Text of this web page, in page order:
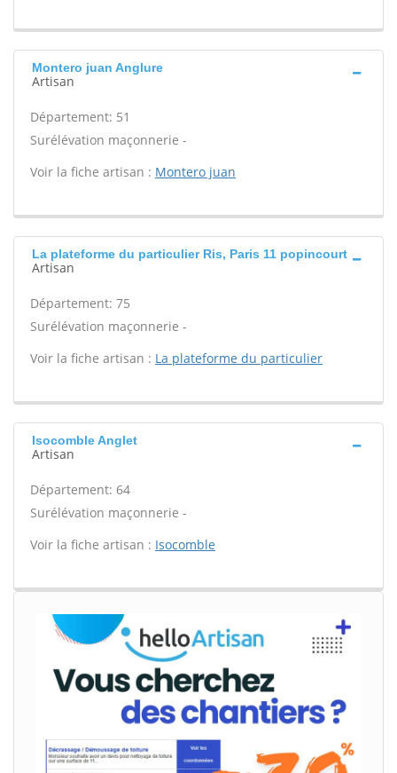
Montero juan Anglure
Artisan
Département: 51
Surélévation maçonnerie -
Voir la fiche artisan : Montero juan
La plateforme du particulier Ris, Paris 11 popincourt
Artisan
Département: 75
Surélévation maçonnerie -
Voir la fiche artisan : La plateforme du particulier
Isocomble Anglet
Artisan
Département: 64
Surélévation maçonnerie -
Voir la fiche artisan : Isocomble